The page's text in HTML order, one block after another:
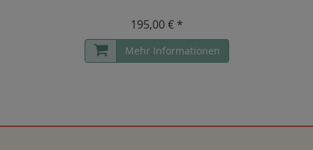
195,00 € *
Mehr Informationen